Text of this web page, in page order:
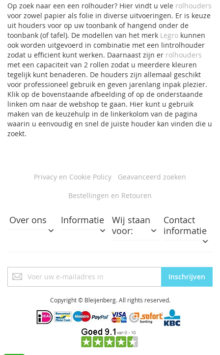
Op zoek naar een een rolhouder? Hier vindt u vele rolhouders
voor zowel papier als folie in diverse uitvoeringen. Er is keuze
uit houders voor op uw toonbank of hangend onder de
toonbank (of tafel). De modellen van het merk Legro kunnen
ook worden uitgevoerd in combinatie met een lintrolhouder
zodat u efficient kunt werken. Daarnaast zijn er rolhouders
met een capaciteit van 2 rollen zodat u meerdere kleuren
tegelijk kunt benaderen. De houders zijn allemaal geschikt
voor professioneel gebruik en geven jarenlang inpak plezier.
Klik op de bovenstaande afbeelding of op de onderstaande
linken om naar de webshop te gaan. Hier kunt u gebruik
maken van de keuzehulp in de linkerkolom van de pagina
waarin u eenvoudig en snel de juiste houder kan vinden die u
zoekt.
Privacy en Cookie Policy
Geavanceerd zoeken
Bestellingen en Retouren
Over ons Informatie
Wij staan
voor:
Contact
informatie
Abonneer
nieuwsbrief
Inschrijven
Copyright © Bleijenberg. All rights reserved.